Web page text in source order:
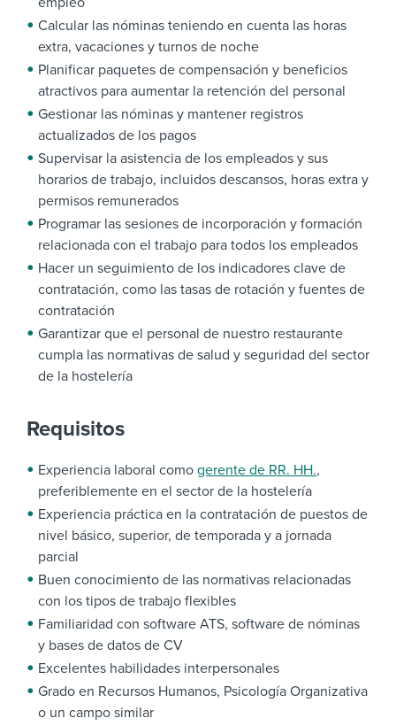
Calcular las nóminas teniendo en cuenta las horas
extra, vacaciones y turnos de noche
Planificar paquetes de compensación y beneficios
atractivos para aumentar la retención del personal
Gestionar las nóminas y mantener registros
actualizados de los pagos
Supervisar la asistencia de los empleados y sus
horarios de trabajo, incluidos descansos, horas extra y
permisos remunerados
Programar las sesiones de incorporación y formación
relacionada con el trabajo para todos los empleados
Hacer un seguimiento de los indicadores clave de
contratación, como las tasas de rotación y fuentes de
contratación
Garantizar que el personal de nuestro restaurante
cumpla las normativas de salud y seguridad del sector
de la hostelería
Requisitos
Experiencia laboral como gerente de RR. HH.,
preferiblemente en el sector de la hostelería
Experiencia práctica en la contratación de puestos de
nivel básico, superior, de temporada y a jornada
parcial
Buen conocimiento de las normativas relacionadas
con los tipos de trabajo flexibles
Familiaridad con software ATS, software de nóminas
y bases de datos de CV
Excelentes habilidades interpersonales
Grado en Recursos Humanos, Psicología Organizativa
o un campo similar